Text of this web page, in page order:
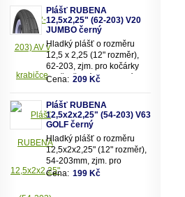
Plášť RUBENA
12,5x2,25" (62-203) V20
JUMBO černý
Hladký plášť o rozměru
12,5 x 2,25 (12" rozměr),
62-203, zjm. pro kočárky
popř. dětská kola, dezén
Cena: 209 Kč
Plášť RUBENA
12,5x2x2,25" (54-203) V63
GOLF černý
Hladký plášť o rozměru
12,5x2x2,25" (12" rozměr),
54-203mm, zjm. pro
kočárky popř. dětská kola,
černý.Vhodné na kočárek
Cena: 199 Kč